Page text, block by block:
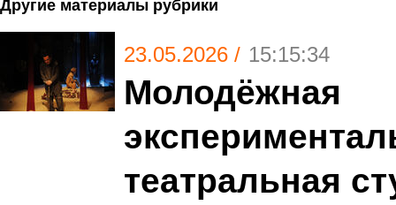
Другие материалы рубрики
23.05.2026 / 15:15:34
Молодёжная
театральная